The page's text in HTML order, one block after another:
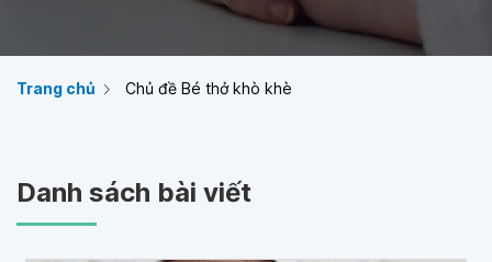
Trang chủ Chủ đề Bé thở khò khè
Danh sách bài viết